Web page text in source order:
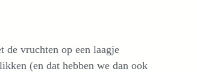
de vruchten op een laagje
(en dat hebben we dan ook